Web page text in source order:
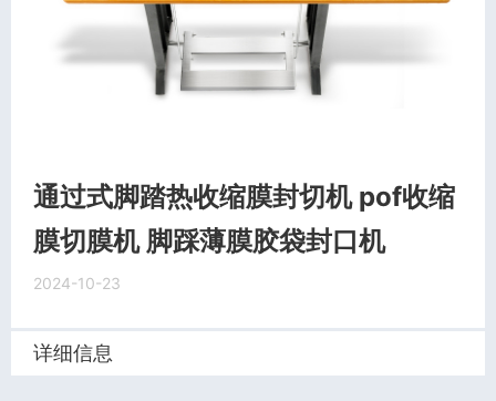
通过式脚踏热收缩膜封切机 pof收缩
膜切膜机 脚踩薄膜胶袋封口机
2024-10-23
详细信息